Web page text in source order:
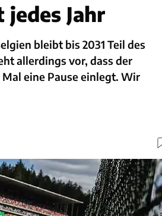
Jahr
bleibt bis 2031 Teil des
allerdings vor, dass der
eine Pause einlegt. Wir